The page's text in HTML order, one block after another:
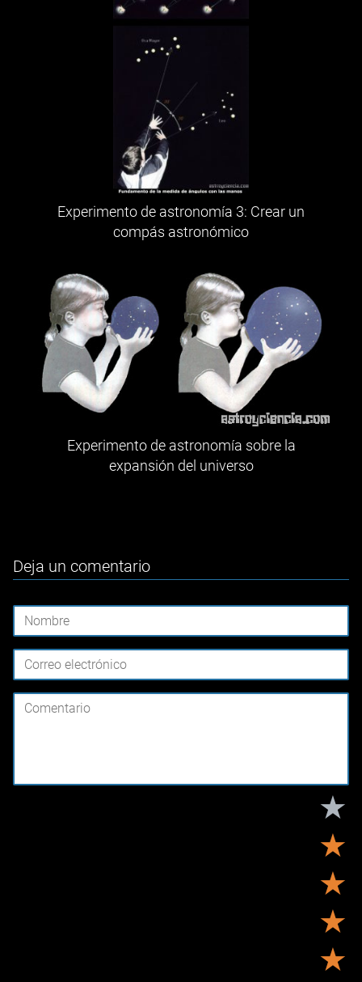
Experimento de astronomía 3: Crear un
compás astronómico
Experimento de astronomía sobre la
expansión del universo
Deja un comentario
★
★
★
★
★